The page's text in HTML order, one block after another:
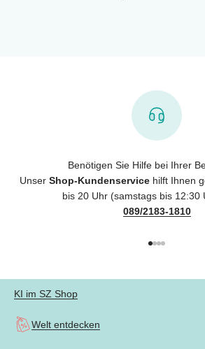
Benötigen Sie Hilfe bei Ihrer
Unser Shop-Kundenservicehilft Ihnen
bis 20 Uhr (samstags bis 12:30
089/2183-1810
KI im SZ Shop
Welt entdecken